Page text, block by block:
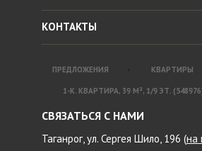
КОНТАКТЫ
ПРЕДЛОЖЕНИЯ КВАРТИРЫ
1-К. КВАРТИРА, 39 М², 1/9 ЭТ.
СВЯЗАТЬСЯ С НАМИ
Таганрог, ул. Сергея Шило, 196 (на